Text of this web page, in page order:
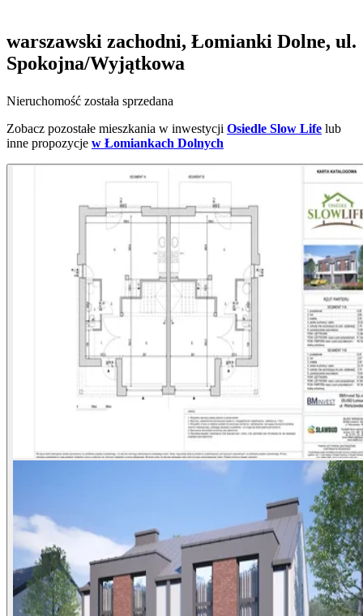
warszawski zachodni, Łomianki Dolne, ul.
Spokojna/Wyjątkowa
Nieruchomość została sprzedana
Zobacz pozostałe mieszkania w inwestycji Osiedle Slow Life lub
inne propozycje w Łomiankach Dolnych